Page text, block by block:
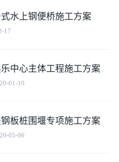
水上钢便桥施工方案
17
中心主体工程施工方案
01-10
板桩围堰专项施工方案
05-06